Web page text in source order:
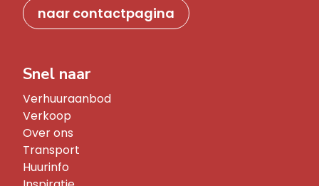
naar contactpagina
Snel naar
Verhuuraanbod
Verkoop
Over ons
Transport
Huurinfo